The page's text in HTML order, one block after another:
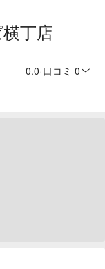
丁店
0.0 口コミ 0